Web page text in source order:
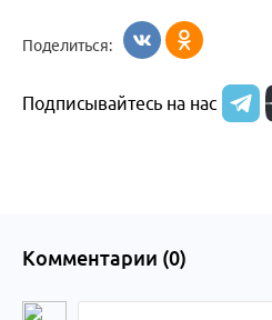
Поделиться:
Подписывайтесь на нас
Комментарии (0)